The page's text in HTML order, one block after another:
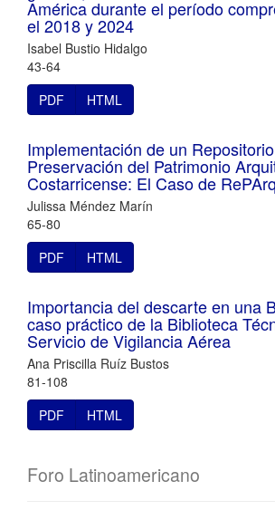
América durante el período
el 2018 y 2024
Isabel Bustio Hidalgo
43-64
PDF
HTML
Implementación de un
Preservación del Patrimonio
Costarricense: El Caso de RePArq
Julissa Méndez Marín
65-80
PDF
HTML
Importancia del descarte en una
caso práctico de la Biblioteca
Servicio de Vigilancia Aérea
Ana Priscilla Ruíz Bustos
81-108
PDF
HTML
Foro Latinoamericano